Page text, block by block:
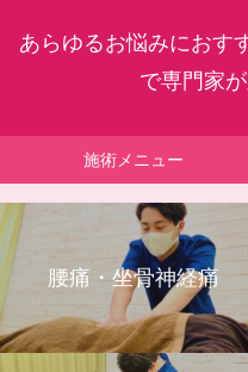
あらゆるお悩みにおす
で専門家
施術メニュー
腰痛・坐骨神経痛